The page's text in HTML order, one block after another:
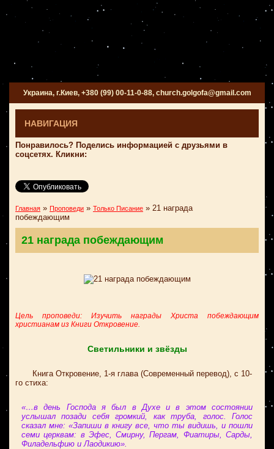
Украина, г.Киев, +380 (99) 00-11-0-88, church.golgofa@gmail.com
НАВИГАЦИЯ
Понравилось? Поделись информацией с друзьями в
соцсетях. Кликни:
Главная » Проповеди » Только Писание » 21 награда
побеждающим
21 награда побеждающим
Цель проповеди: Изучить награды Христа побеждающим
христианам из Книги Откровение.
Светильники и звёзды
Книга Откровение, 1-я глава (Современный перевод), с 10-
го стиха:
«…в день Господа я был в Духе и в этом состоянии
услышал позади себя громкий, как труба, голос. Голос
сказал мне: «Запиши в книгу все, что ты видишь, и пошли
семи церквам: в Эфес, Смирну, Пергам, Фиатиры, Сарды,
Филадельфию и Лаодикию».